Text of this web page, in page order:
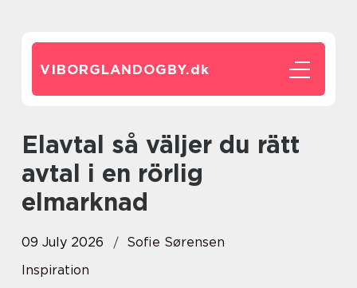
VIBORGLANDOGBY.dk
Elavtal så väljer du rätt
avtal i en rörlig
elmarknad
09 July 2026
Sofie Sørensen
Inspiration